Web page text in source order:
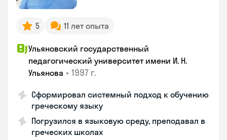
5 11 лет опыта
Ульяновский государственный
педагогический университет имени И. Н.
Ульянова • 1997 г.
Сформировал системный подход к обучению
греческому языку
Погрузился в языковую среду, преподавал в
греческих школах